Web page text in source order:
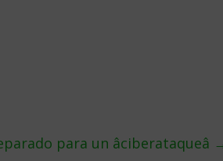
para un âciberataqueâ